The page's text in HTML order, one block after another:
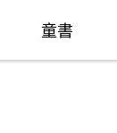
童書